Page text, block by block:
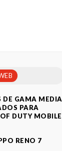
DE GAMA MEDIA
PARA
DUTY MOBILE
RENO 7